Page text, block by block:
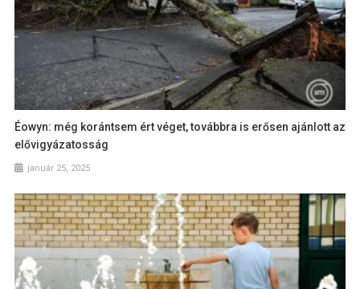
Éowyn: még korántsem ért véget, továbbra is erősen ajánlott az
elővigyázatosság
január 25, 2025